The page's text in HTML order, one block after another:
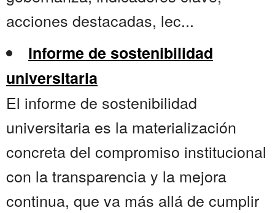
acciones destacadas, lec...
Informe de sostenibilidad
universitaria
El informe de sostenibilidad
universitaria es la materialización
concreta del compromiso institucional
con la transparencia y la mejora
continua, que va más allá de cumplir